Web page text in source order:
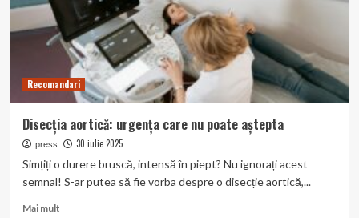
bariere
Recomandari
Disecția aortică: urgența care nu poate aștepta
press 30 iulie 2025
Simțiți o durere bruscă, intensă în piept? Nu ignorați acest
semnal! S-ar putea să fie vorba despre o disecție aortică,...
Mai multRead